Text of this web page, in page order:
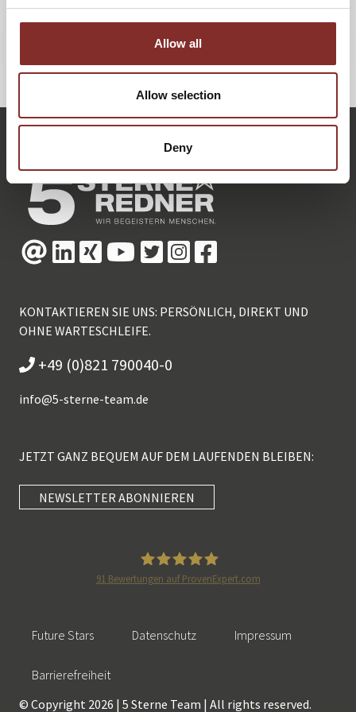
Allow all
Allow selection
Deny
ZURÜCK
KONTAKTIEREN SIE UNS: PERSÖNLICH, DIREKT UND
OHNE WARTESCHLEIFE.
+49 (0)821 790040-0
info@5-sterne-team.de
JETZT GANZ BEQUEM AUF DEM LAUFENDEN BLEIBEN:
NEWSLETTER ABONNIEREN
91 Bewertungen auf ProvenExpert.com
Future Stars Datenschutz Impressum
Barrierefreiheit
© Copyright 2026 | 5 Sterne Team | All rights reserved.
SEHR GUT